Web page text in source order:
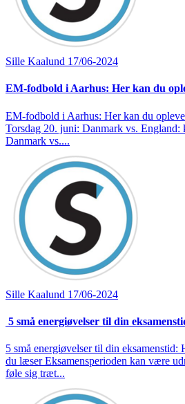
Sille Kaalund 17/06-2024
EM-fodbold i Aarhus: Her kan du
EM-fodbold i Aarhus: Her kan du
Torsdag 20. juni: Danmark vs.
Danmark vs....
Sille Kaalund 17/06-2024
5 små energiøvelser til din
5 små energiøvelser til din eksamenstid:
du læser Eksamensperioden kan være
føle sig træt...